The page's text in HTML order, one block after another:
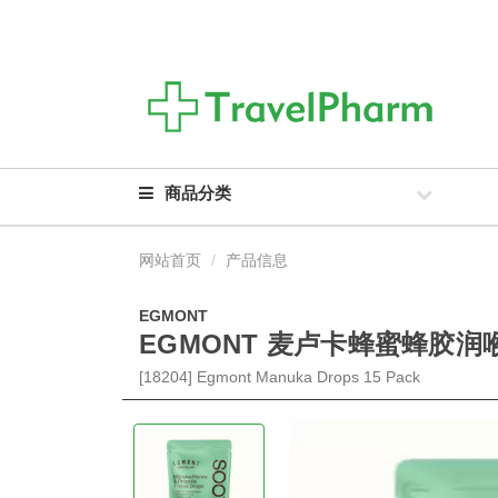
商品分类
网站首页 产品信息
EGMONT
EGMONT 麦卢卡蜂蜜蜂胶润
[18204] Egmont Manuka Drops 15 Pack